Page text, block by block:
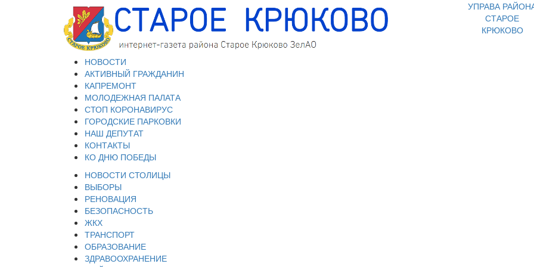
УПРАВА
СТАРОЕ
КРЮКОВО
НОВОСТИ
АКТИВНЫЙ ГРАЖДАНИН
КАПРЕМОНТ
МОЛОДЕЖНАЯ ПАЛАТА
СТОП КОРОНАВИРУС
ГОРОДСКИЕ ПАРКОВКИ
НАШ ДЕПУТАТ
КОНТАКТЫ
КО ДНЮ ПОБЕДЫ
НОВОСТИ СТОЛИЦЫ
ВЫБОРЫ
РЕНОВАЦИЯ
БЕЗОПАСНОСТЬ
ЖКХ
ТРАНСПОРТ
ОБРАЗОВАНИЕ
ЗДРАВООХРАНЕНИЕ